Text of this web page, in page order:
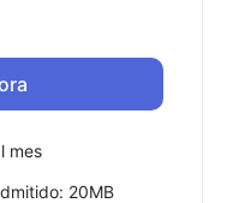
mes
20MB